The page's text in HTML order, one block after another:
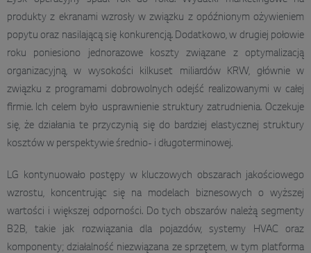
produkty z ekranami wzrosły w związku z opóźnionym ożywieniem
popytu oraz nasilającą się konkurencją. Dodatkowo, w drugiej połowie
roku poniesiono jednorazowe koszty związane z optymalizacją
organizacyjną, w wysokości kilkuset miliardów KRW, głównie w
związku z programami dobrowolnych odejść realizowanymi w całej
firmie. Ich celem było usprawnienie struktury zatrudnienia. Oczekuje
się, że działania te przyczynią się do bardziej elastycznej struktury
kosztów w perspektywie średnio- i długoterminowej.
LG kontynuowało postępy w kluczowych obszarach jakościowego
wzrostu, koncentrując się na modelach biznesowych o wyższej
wartości i większej odporności. Do tych obszarów należą segmenty
B2B, takie jak rozwiązania dla pojazdów, systemy HVAC oraz
komponenty; działalność niezwiązana ze sprzętem, w tym platforma